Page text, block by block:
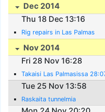
Dec 2014
Thu 18 Dec 13:16
Rig repairs in Las Palmas
Nov 2014
Fri 28 Nov 16:28
Takaisi Las Palmasissa
Tue 25 Nov 13:58
Raskaita tunnelmia